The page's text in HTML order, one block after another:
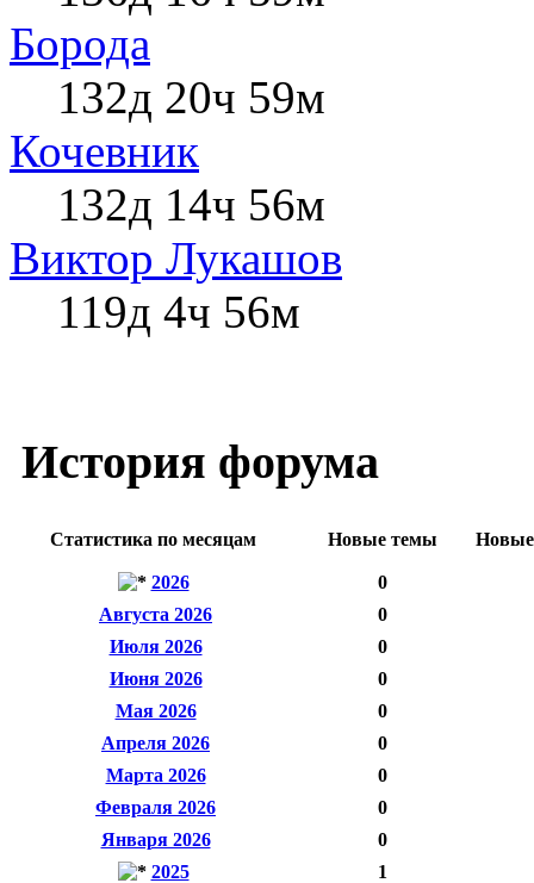
Борода
132д 20ч 59м
Кочевник
132д 14ч 56м
Виктор Лукашов
119д 4ч 56м
История форума
Статистика по месяцам Новые темы Новые
2026
0
Августа 2026
0
Июля 2026
0
Июня 2026
0
Мая 2026
0
Апреля 2026
0
Марта 2026
0
Февраля 2026
0
Января 2026
0
2025
1